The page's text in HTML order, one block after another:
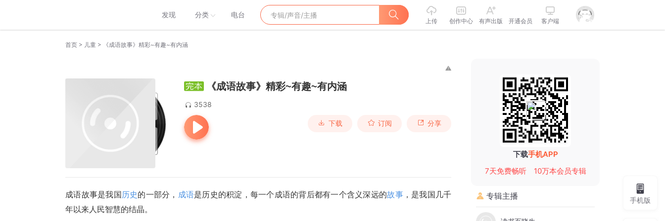
发现 分类 电台
上传 创作中心 有声出版 开通会员 客户端
首页 > 儿童 > 《成语故事》精彩~有趣~有内涵
《成语故事》精彩~有趣~有内涵
3538
下载 订阅 分享
成语故事是我国 历史的一部分， 成语是历史的积淀，每一个成语的背后都有一个含义深远的故事，是我国几千
年以来人民智慧的结晶。
下载手机APP
7天免费畅听
10万本会员专辑
专辑主播 手机版